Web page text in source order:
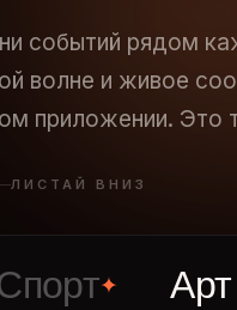
событий рядом
волне и живое
приложении. Это
ЛИСТАЙ ВНИЗ
Арт &